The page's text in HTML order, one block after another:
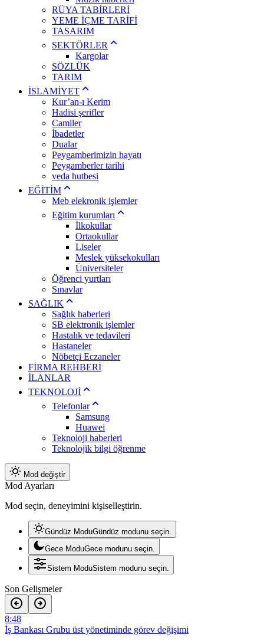
RÜYA TABİRLERİ
YEME İÇME TARİFİ
TASARIM
SEKTÖRLER
Kargolar
SÖZLÜK
TARIM
İSLAMİYET
Kur’an-ı Kerim
Hadisi şerifler
Camiler
İbadetler
Dualar
Peygamberimizin hayatı
Peygamberler tarihi
veda hutbesi
EĞİTİM
Meb elekronik işlemler
Eğitim kurumları
İlkokullar
Ortaokullar
Liseler
Meslek yüksekokulları
Üniversiteler
Öğrenci yurtları
Sınavlar
SAĞLIK
Sağlık haberleri
SB elektronik işlemler
Hastalık ve tedavileri
Hastaneler
Nöbetçi Eczaneler
FİRMA REHBERİ
İLANLAR
TEKNOLOJİ
Telefonlar
Samsung
Huawei
Teknoloji haberleri
Teknolojik bilgi öğrenme
Mod değiştir
Mod Ayarları
Mod seçin, deneyimini kişiselleştirin.
Gündüz ModuGündüz modunu seçin.
Gece ModuGece modunu seçin.
Sistem ModuSistem modunu seçin.
Son Gelişmeler
8:48
İş Bankası Grubu üst yönetiminde görev değişimi